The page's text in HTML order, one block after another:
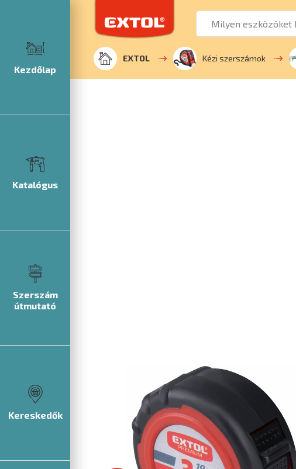
Kezdőlap
Katalógus
Szerszám
útmutató
Kereskedők
EXTOL Kézi szerszámok